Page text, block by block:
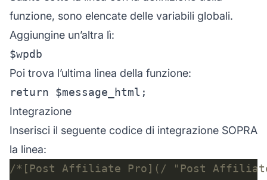
funzione, sono elencate delle variabili globali.
Aggiungine un’altra lì:
$wpdb
Poi trova l’ultima linea della funzione:
return $message_html;
Integrazione
Inserisci il seguente codice di integrazione SOPRA
la linea:
/*[Post Affiliate Pro](/ "Post Affiliate